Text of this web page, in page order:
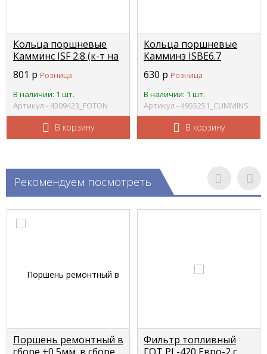
Кольца поршневые
Камминс ISF 2.8 (к-т на
1 поршень)
4976251+4976252+5269330
(С+) FOTON 4309423
801 р Розница
В наличии: 1 шт.
Артикул - 4309423_FOTON
В корзину
Кольца поршневые
Камминз ISBE6.7
Евро-4
комплект на 1
поршень) CUMMINS
4955251
630 р Розница
В наличии: 1 шт.
Артикул - 4955251_CUMMINS
В корзину
Рекомендуем посмотреть
Поршень ремонтный в
Фильтр топливный